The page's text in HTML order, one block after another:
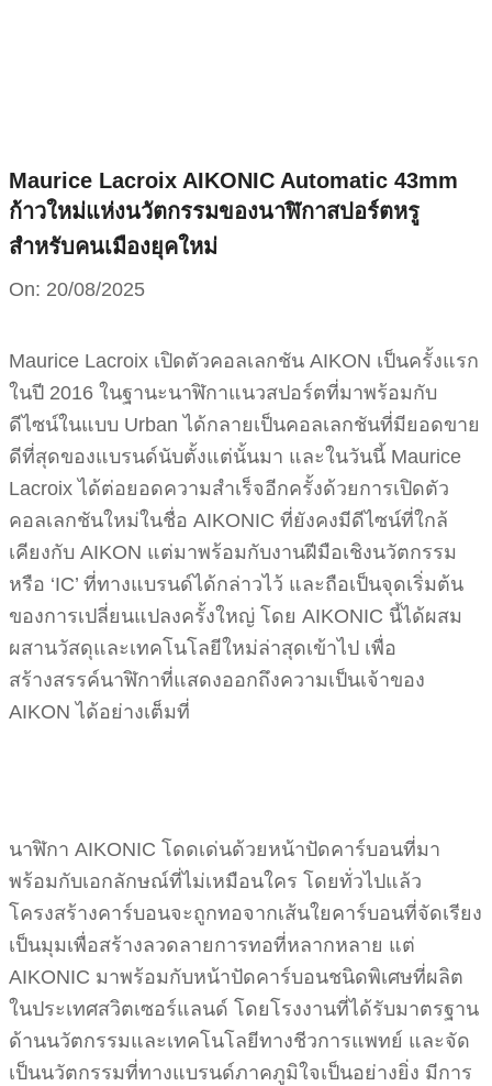
Maurice Lacroix AIKONIC Automatic 43mm
ก้าวใหม่แห่งนวัตกรรมของนาฬิกาสปอร์ตหรู
สำหรับคนเมืองยุคใหม่
On: 20/08/2025
Maurice Lacroix เปิดตัวคอลเลกชัน AIKON เป็นครั้งแรก
ในปี 2016 ในฐานะนาฬิกาแนวสปอร์ตที่มาพร้อมกับ
ดีไซน์ในแบบ Urban ได้กลายเป็นคอลเลกชันที่มียอดขาย
ดีที่สุดของแบรนด์นับตั้งแต่นั้นมา และในวันนี้ Maurice
Lacroix ได้ต่อยอดความสำเร็จอีกครั้งด้วยการเปิดตัว
คอลเลกชันใหม่ในชื่อ AIKONIC ที่ยังคงมีดีไซน์ที่ใกล้
เคียงกับ AIKON แต่มาพร้อมกับงานฝีมือเชิงนวัตกรรม
หรือ ‘IC’ ที่ทางแบรนด์ได้กล่าวไว้ และถือเป็นจุดเริ่มต้น
ของการเปลี่ยนแปลงครั้งใหญ่ โดย AIKONIC นี้ได้ผสม
ผสานวัสดุและเทคโนโลยีใหม่ล่าสุดเข้าไป เพื่อ
สร้างสรรค์นาฬิกาที่แสดงออกถึงความเป็นเจ้าของ
AIKON ได้อย่างเต็มที่
นาฬิกา AIKONIC โดดเด่นด้วยหน้าปัดคาร์บอนที่มา
พร้อมกับเอกลักษณ์ที่ไม่เหมือนใคร โดยทั่วไปแล้ว
โครงสร้างคาร์บอนจะถูกทอจากเส้นใยคาร์บอนที่จัดเรียง
เป็นมุมเพื่อสร้างลวดลายการทอที่หลากหลาย แต่
AIKONIC มาพร้อมกับหน้าปัดคาร์บอนชนิดพิเศษที่ผลิต
ในประเทศสวิตเซอร์แลนด์ โดยโรงงานที่ได้รับมาตรฐาน
ด้านนวัตกรรมและเทคโนโลยีทางชีวการแพทย์ และจัด
เป็นนวัตกรรมที่ทางแบรนด์ภาคภูมิใจเป็นอย่างยิ่ง มีการ